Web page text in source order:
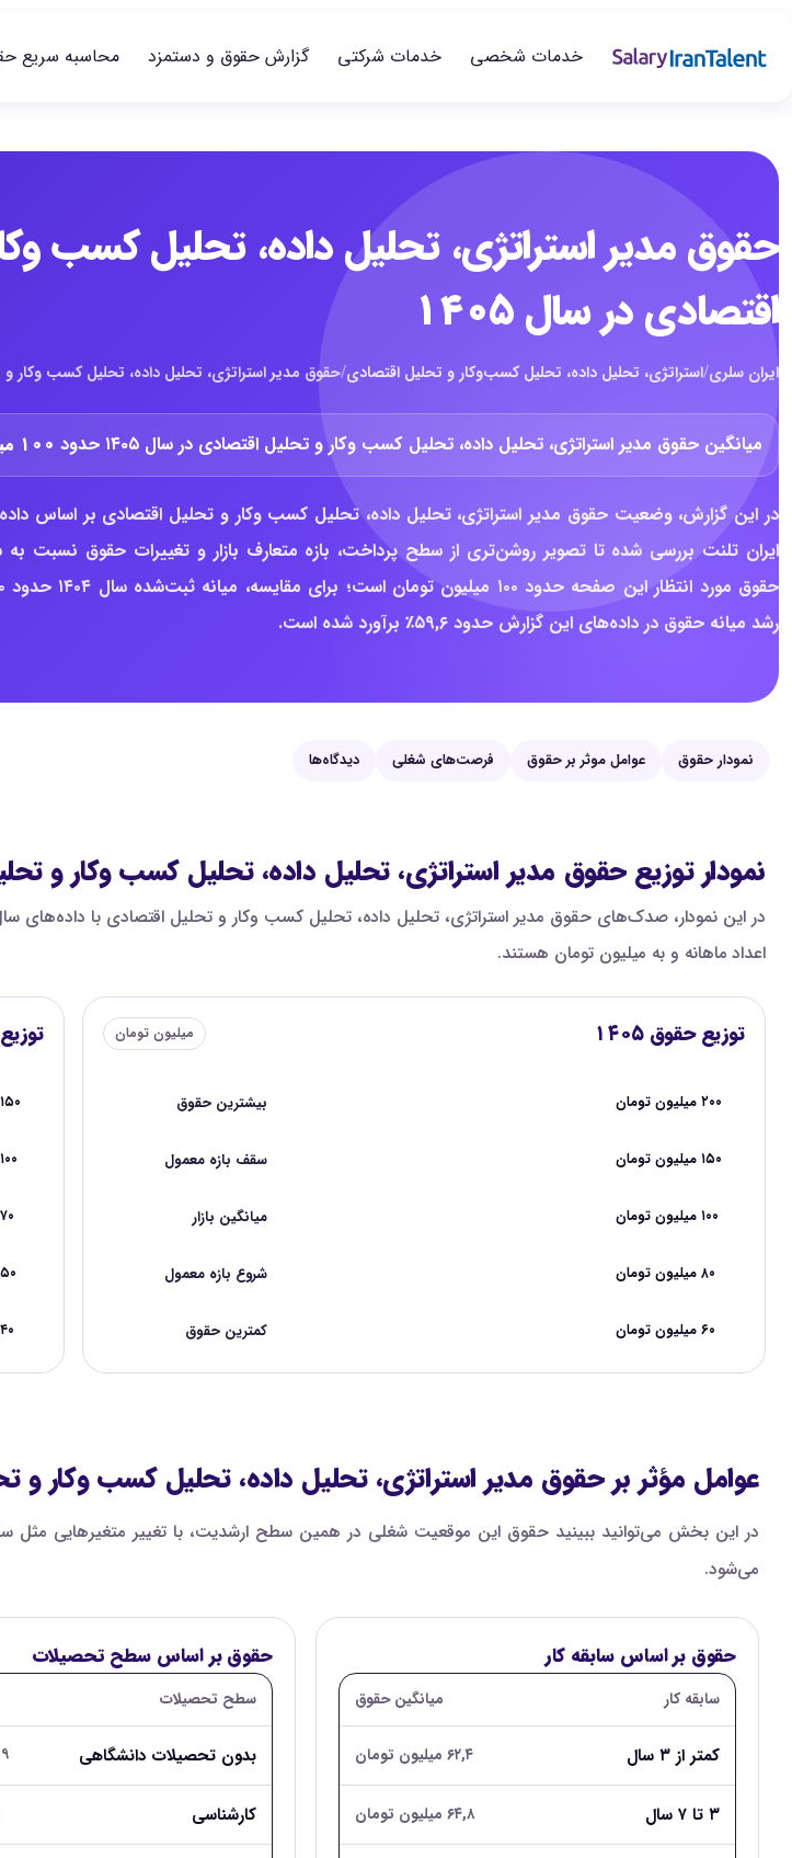
خدمات شخصی خدمات شرکتی گزارش حقوق و دستمزد محاسبه سریع حقوق
حقوق مدیر استراتژی، تحلیل داده، تحلیل کسب
اقتصادی در سال ۱۴۰۵
ایران سلری/استراتژی، تحلیل داده، تحلیل کسب‌وکار و تحلیل اقتصادی/حقوق مدیر استراتژی، تحلیل داده، تحلیل کسب وکار و
میانگین حقوق مدیر استراتژی، تحلیل داده، تحلیل کسب وکار و تحلیل اقتصادی در سال ۱۴۰۵ حدود ۱۰۰ میلیون تومان
در این گزارش، وضعیت حقوق مدیر استراتژی، تحلیل داده، تحلیل کسب وکار و تحلیل اقتصادی بر اساس
ایران تلنت بررسی شده تا تصویر روشن‌تری از سطح پرداخت، بازه متعارف بازار و تغییرات حقوق نسبت به
رشد میانه حقوق در داده‌های این گزارش حدود ۵۹,۶٪ برآورد شده است.
نمودار حقوق عوامل موثر بر حقوق فرصت‌های شغلی دیدگاه‌ها
نمودار توزیع حقوق مدیر استراتژی، تحلیل داده، تحلیل کسب وکار و
اعداد ماهانه و به میلیون تومان هستند.
توزیع حقوق ۱۴۰۵ میلیون تومان
بیشترین حقوق ۲۰۰ میلیون تومان
سقف بازه معمول ۱۵۰ میلیون تومان
میانگین بازار ۱۰۰ میلیون تومان
شروع بازه معمول ۸۰ میلیون تومان
کمترین حقوق ۶۰ میلیون تومان
توزیع
۱۵۰ میلیون تومان
۱۰۰ میلیون تومان
۷۰ میلیون تومان
۵۰ میلیون تومان
۴۰ میلیون تومان
عوامل مؤثر بر حقوق مدیر استراتژی، تحلیل داده، تحلیل کسب وکار و
در این بخش می‌توانید ببینید حقوق این موقعیت شغلی در همین سطح ارشدیت، با تغییر متغیرهایی مثل
می‌شود.
حقوق بر اساس سابقه کار
سابقه کار میانگین حقوق
کمتر از ۳ سال ۶۲,۴ میلیون تومان
۳ تا ۷ سال ۶۴,۸ میلیون تومان
حقوق بر اساس سطح تحصیلات
سطح تحصیلات
بدون تحصیلات دانشگاهی
کارشناسی